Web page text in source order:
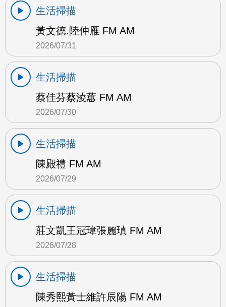
生活掃描
黃文德.陸仲雁 FM AM
2026/07/31
生活掃描
蔡佳芬蔡淩蕙 FM AM
2026/07/30
生活掃描
陳殿禮 FM AM
2026/07/29
生活掃描
莊文凱王冠瑋張麗瑱 FM AM
2026/07/28
生活掃描
陳秀熙黃士維許辰陽 FM AM